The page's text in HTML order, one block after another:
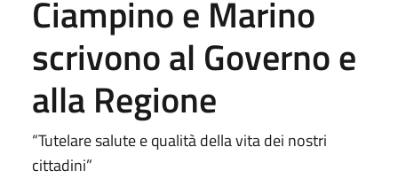
Ciampino e Marino
scrivono al Governo e
alla Regione
“Tutelare salute e qualità della vita dei nostri
cittadini”